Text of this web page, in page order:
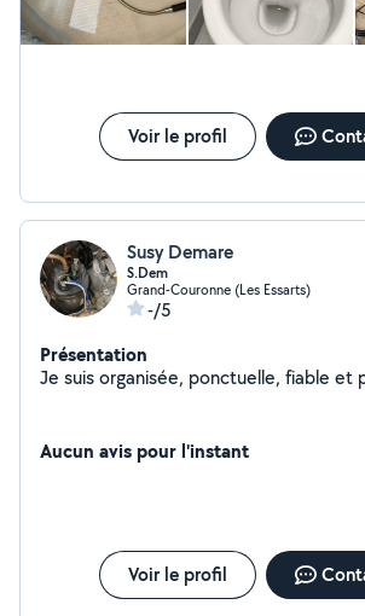
travail .
Voir le profil
Susy Demare
S.Dem
Grand-Couronne (Les Essarts)
-/5
Présentation
Je suis organisée, ponctuelle, fiable et
Aucun avis pour l'instant
Voir le profil